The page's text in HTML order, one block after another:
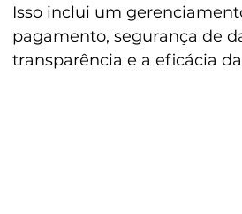
Isso inclui um
pagamento, segurança de
transparência e a eficácia